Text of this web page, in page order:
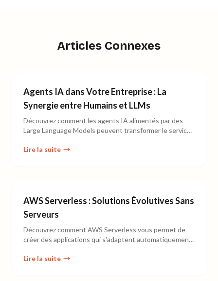
Articles Connexes
Agents IA dans Votre Entreprise : La
Synergie entre Humains et LLMs
Découvrez comment les agents IA alimentés par des
Large Language Models peuvent transformer le service
Lire la suite
AWS Serverless : Solutions Évolutives Sans
Serveurs
Découvrez comment AWS Serverless vous permet de
créer des applications qui s'adaptent automatiquement,
Lire la suite